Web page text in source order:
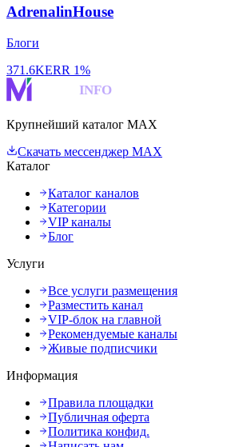
AdrenalinHouse
Блоги
371.6KERR 1%
INFO
Крупнейший каталог MAX
Скачать мессенджер MAX
Каталог
Каталог каналов
Категории
VIP каналы
Блог
Услуги
Все услуги размещения
Разместить канал
VIP-блок на главной
Рекомендуемые каналы
Живые подписчики
Информация
Правила площадки
Публичная оферта
Политика конфид.